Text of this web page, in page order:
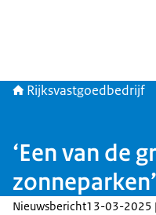
Rijksvastgoedbedrijf
‘Een van de
zonneparken’
Nieuwsbericht13-03-2025